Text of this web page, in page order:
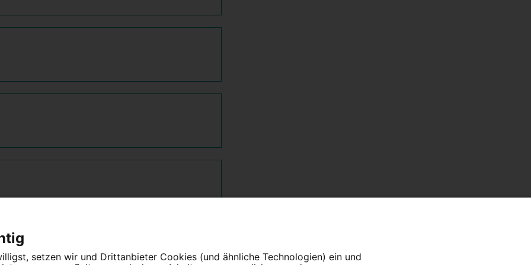
setzen wir und Drittanbieter Cookies (und ähnliche Technologien) ein und